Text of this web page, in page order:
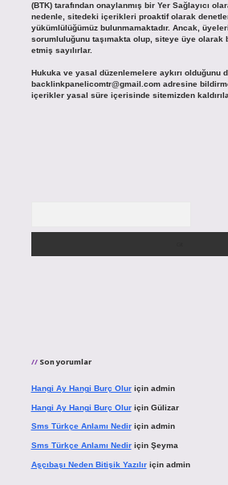
(BTK) tarafından onaylanmış bir Yer Sağlayıcı
nedenle, sitedeki içerikleri proaktif olarak
yükümlülüğümüz bulunmamaktadır. Ancak,
sorumluluğunu taşımakta olup, siteye üye olarak
etmiş sayılırlar.
Hukuka ve yasal düzenlemelere aykırı olduğunu
backlinkpanelicomtr@gmail.comadresine
içerikler yasal süre içerisinde sitemizden
Son yorumlar
Hangi Ay Hangi Burç Oluriçin admin
Hangi Ay Hangi Burç Oluriçin Gülizar
Sms Türkçe Anlamı Nediriçin admin
Sms Türkçe Anlamı Nediriçin Şeyma
Aşçıbaşı Neden Bitişik Yazılıriçin admin